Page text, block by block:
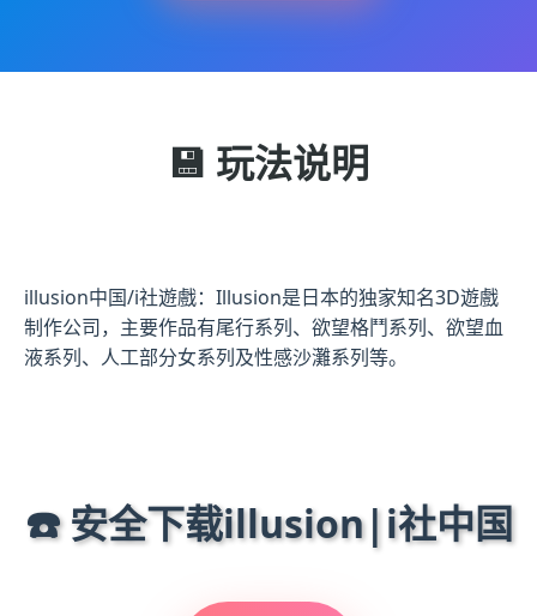
💾 玩法说明
illusion中国/i社遊戲：Illusion是日本的独家知名3D遊戲
制作公司，主要作品有尾行系列、欲望格鬥系列、欲望血
液系列、人工部分女系列及性感沙灘系列等。
☎️ 安全下载illusion|i社中国